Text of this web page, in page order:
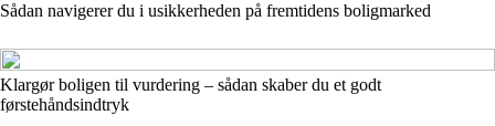
Sådan navigerer du i usikkerheden på fremtidens boligmarked
Klargør boligen til vurdering – sådan skaber du et godt
førstehåndsindtryk